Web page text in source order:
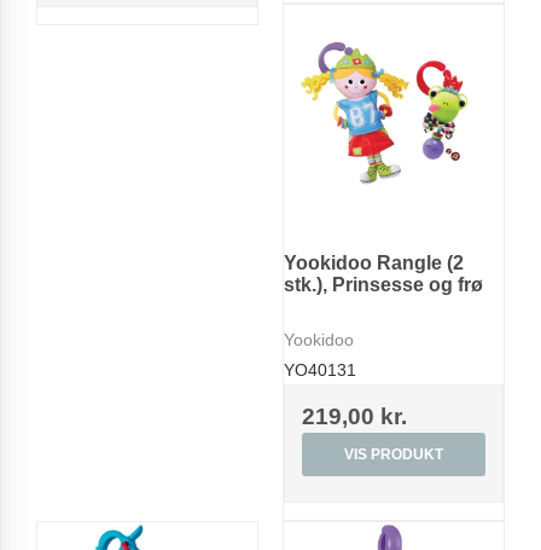
Yookidoo Rangle (2
stk.), Prinsesse og frø
Yookidoo
YO40131
219,00 kr.
VIS PRODUKT